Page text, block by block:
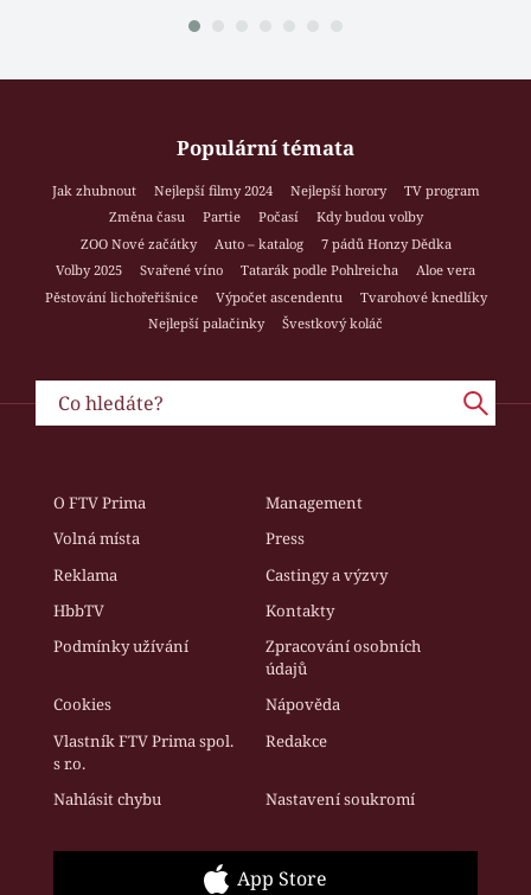
Populární témata
Jak zhubnout Nejlepší filmy 2024 Nejlepší horory
TV program
Změna času
Partie Počasí
Kdy budou volby
ZOO Nové začátky
Auto – katalog
7 pádů Honzy Dědka
Volby 2025
Svařené víno Tatarák podle Pohlreicha
Aloe vera
Pěstování lichořeřišnice
Výpočet ascendentu
Tvarohové knedlíky
Nejlepší palačinky
Švestkový koláč
O FTV Prima
Management
Volná místa
Press
Reklama
Castingy a výzvy
HbbTV
Kontakty
Podmínky užívání
Zpracování osobních
údajů
Cookies
Nápověda
Vlastník FTV Prima spol.
s r.o.
Redakce
Nahlásit chybu Nastavení soukromí
App Store